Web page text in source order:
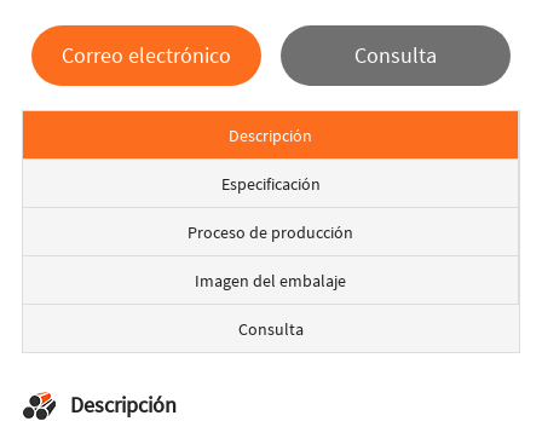
Correo electrónico Consulta
Descripción
Especificación
Proceso de producción
Imagen del embalaje
Consulta
Descripción